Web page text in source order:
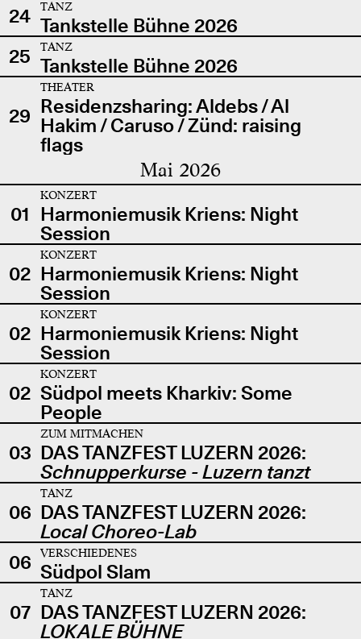
24
TANZ
Tankstelle Bühne 2026
25
TANZ
Tankstelle Bühne 2026
29
THEATER
Residenzsharing: Aldebs / Al
Hakim / Caruso / Zünd: raising
flags
Mai 2026
01
KONZERT
Harmoniemusik Kriens: Night
Session
02
KONZERT
Harmoniemusik Kriens: Night
Session
02
KONZERT
Harmoniemusik Kriens: Night
Session
02
KONZERT
Südpol meets Kharkiv: Some
People
03
ZUM MITMACHEN
DAS TANZFEST LUZERN 2026:
Schnupperkurse - Luzern tanzt
06
TANZ
DAS TANZFEST LUZERN 2026:
Local Choreo-Lab
06
VERSCHIEDENES
Südpol Slam
07
TANZ
DAS TANZFEST LUZERN 2026:
LOKALE BÜHNE